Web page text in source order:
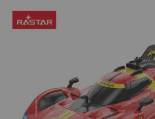
края